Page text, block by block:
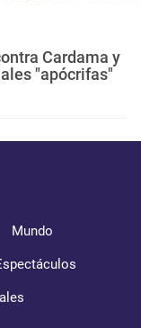
Cardama y
"apócrifas"
Mundo